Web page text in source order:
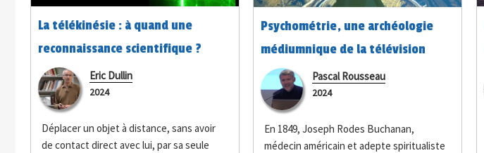
La télékinésie : à quand une
reconnaissance scientifique ?
Eric Dullin
2024
Déplacer un objet à distance, sans avoir
de contact direct avec lui, par sa seule
Psychométrie, une archéologie
médiumnique de la télévision
Pascal Rousseau
2024
En 1849, Joseph Rodes Buchanan,
médecin américain et adepte spiritualiste